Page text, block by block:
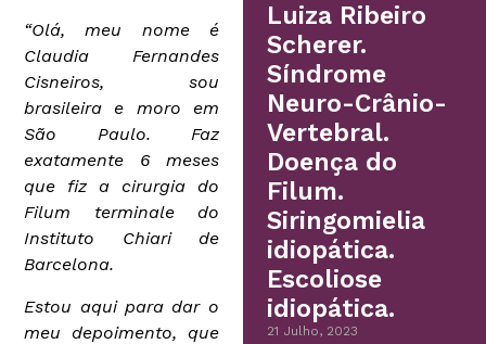
“Olá, meu nome é
Claudia Fernandes
Cisneiros, sou
brasileira e moro em
São Paulo. Faz
exatamente 6 meses
que fiz a cirurgia do
Filum terminale do
Instituto Chiari de
Barcelona.
Estou aqui para dar o
meu depoimento, que
Luiza Ribeiro
Scherer.
Síndrome
Neuro-Crânio-
Vertebral.
Doença do
Filum.
Siringomielia
idiopática.
Escoliose
idiopática.
21 Julho, 2023